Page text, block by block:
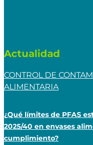
Actualidad
CONTROL DE
ALIMENTARIA
¿Qué límites de PFAS
2025/40 en envases
cumplimiento?